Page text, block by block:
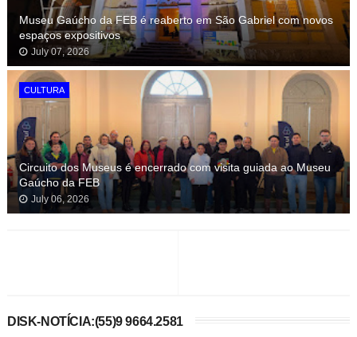
Museu Gaúcho da FEB é reaberto em São Gabriel com novos
espaços expositivos
July 07, 2026
CULTURA
Circuito dos Museus é encerrado com visita guiada ao Museu
Gaúcho da FEB
July 06, 2026
DISK-NOTÍCIA:(55)9 9664.2581